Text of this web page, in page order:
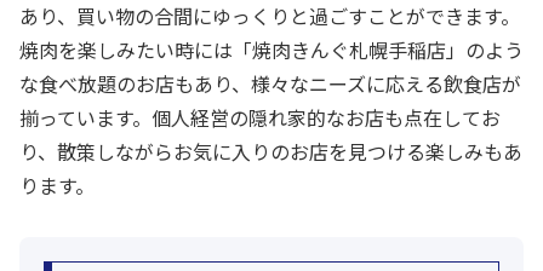
あり、買い物の合間にゆっくりと過ごすことができます。
焼肉を楽しみたい時には「焼肉きんぐ札幌手稲店」のよう
な食べ放題のお店もあり、様々なニーズに応える飲食店が
揃っています。個人経営の隠れ家的なお店も点在してお
り、散策しながらお気に入りのお店を見つける楽しみもあ
ります。